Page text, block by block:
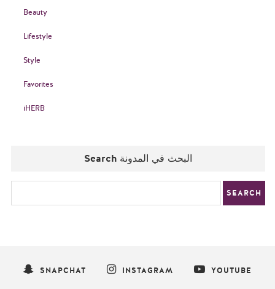
Beauty
Lifestyle
Style
Favorites
iHERB
Search البحث في المدونة
SNAPCHAT INSTAGRAM YOUTUBE